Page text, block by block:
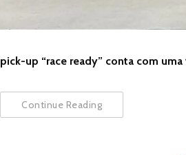
pick-up “race ready” conta com
Continue Reading